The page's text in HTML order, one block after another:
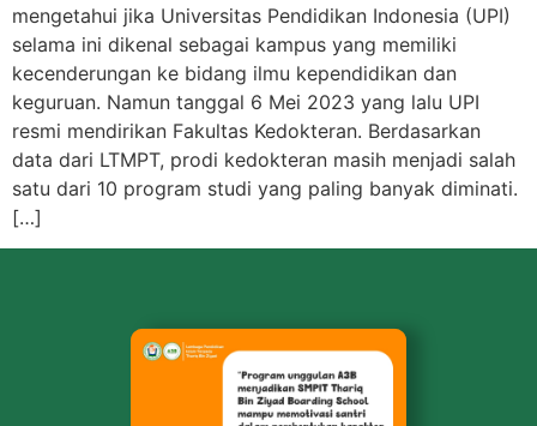
mengetahui jika Universitas Pendidikan Indonesia (UPI)
selama ini dikenal sebagai kampus yang memiliki
kecenderungan ke bidang ilmu kependidikan dan
keguruan. Namun tanggal 6 Mei 2023 yang lalu UPI
resmi mendirikan Fakultas Kedokteran. Berdasarkan
data dari LTMPT, prodi kedokteran masih menjadi salah
satu dari 10 program studi yang paling banyak diminati.
[…]